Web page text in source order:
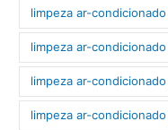
limpeza ar-
limpeza ar-
limpeza ar-
limpeza ar-